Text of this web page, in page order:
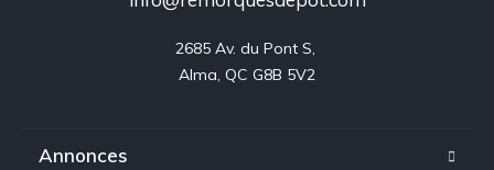
2685 Av. du Pont S,
Alma, QC G8B 5V2
Annonces